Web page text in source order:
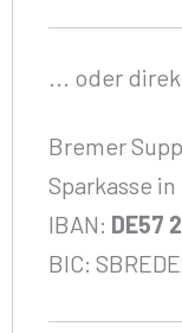
... oder
Bremer
Sparkasse
IBAN: DE57
BIC: